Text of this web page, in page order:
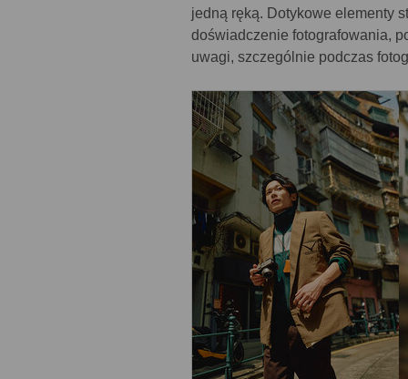
jedną ręką. Dotykowe elementy
doświadczenie fotografowania,
uwagi, szczególnie podczas